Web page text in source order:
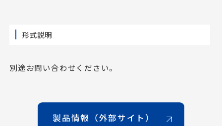
形式説明
別途お問い合わせください。
製品情報（外部サイト）